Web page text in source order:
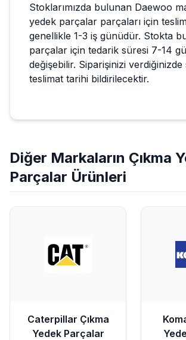
Stoklarımızda bulunan Daewoo
yedek parçalar parçaları için
genellikle 1-3 iş günüdür. Stokta
parçalar için tedarik süresi 7-14
değişebilir. Siparişinizi verdiğinizde
teslimat tarihi bildirilecektir.
Diğer Markaların Çıkma
Parçalar Ürünleri
Caterpillar Çıkma
Yedek Parçalar